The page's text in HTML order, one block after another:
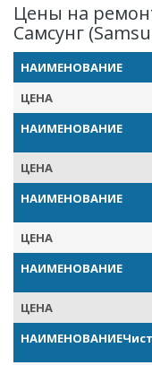
Цены на
Самсунг